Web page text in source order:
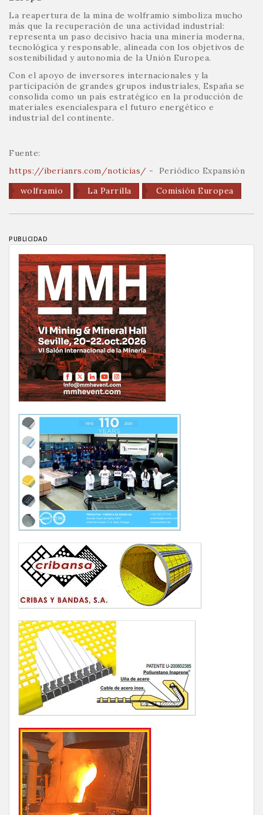
La reapertura de la mina de wolframio simboliza mucho
más que la recuperación de una actividad industrial:
representa un paso decisivo hacia una minería moderna,
tecnológica y responsable, alineada con los objetivos de
sostenibilidad y autonomía de la Unión Europea.
Con el apoyo de inversores internacionales y la
participación de grandes grupos industriales, España se
consolida como un país estratégico en la producción de
materiales esencialespara el futuro energético e
industrial del continente.
Fuente:
https://iberianrs.com/noticias/ - Periódico Expansión
wolframio
La Parrilla Comisión Europea
PUBLICIDAD